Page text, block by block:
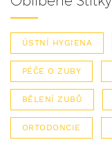
ÚSTNÍ HYGIENA
PÉČE O ZUBY
BĚLENÍ ZUBŮ
ORTODONCIE